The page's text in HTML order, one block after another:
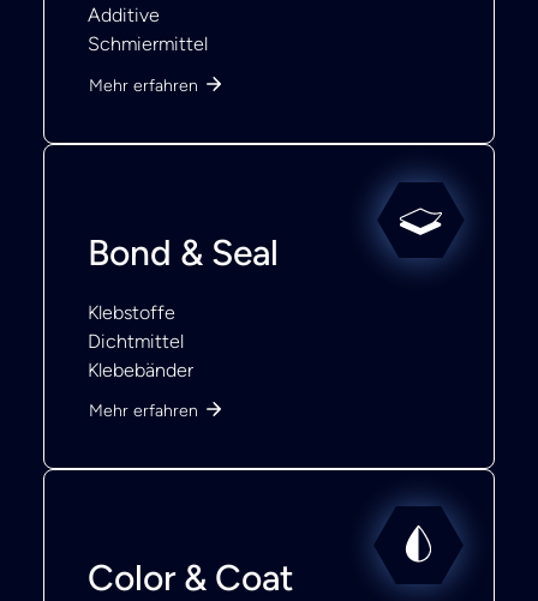
Additive
Schmiermittel
Mehr erfahren
Bond & Seal
Klebstoffe
Dichtmittel
Klebebänder
Mehr erfahren
Color & Coat